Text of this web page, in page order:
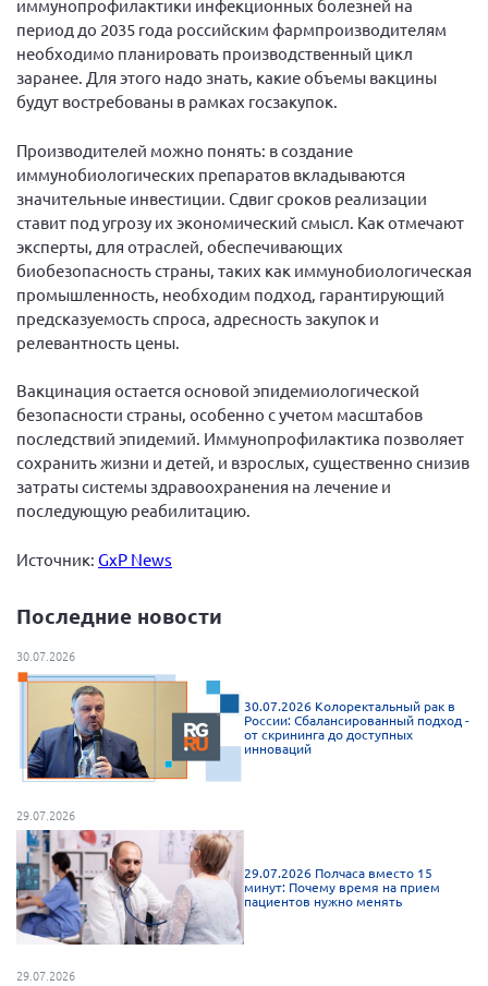
иммунопрофилактики инфекционных болезней на
период до 2035 года российским фармпроизводителям
необходимо планировать производственный цикл
заранее. Для этого надо знать, какие объемы вакцины
будут востребованы в рамках госзакупок.
Производителей можно понять: в создание
иммунобиологических препаратов вкладываются
значительные инвестиции. Сдвиг сроков реализации
ставит под угрозу их экономический смысл. Как отмечают
эксперты, для отраслей, обеспечивающих
биобезопасность страны, таких как иммунобиологическая
промышленность, необходим подход, гарантирующий
предсказуемость спроса, адресность закупок и
релевантность цены.
Вакцинация остается основой эпидемиологической
безопасности страны, особенно с учетом масштабов
последствий эпидемий. Иммунопрофилактика позволяет
сохранить жизни и детей, и взрослых, существенно снизив
затраты системы здравоохранения на лечение и
последующую реабилитацию.
Источник: GxP News
Последние новости
30.07.2026
30.07.2026 Колоректальный рак в
России: Сбалансированный подход -
от скрининга до доступных
инноваций
29.07.2026
29.07.2026 Полчаса вместо 15
минут: Почему время на прием
пациентов нужно менять
29.07.2026